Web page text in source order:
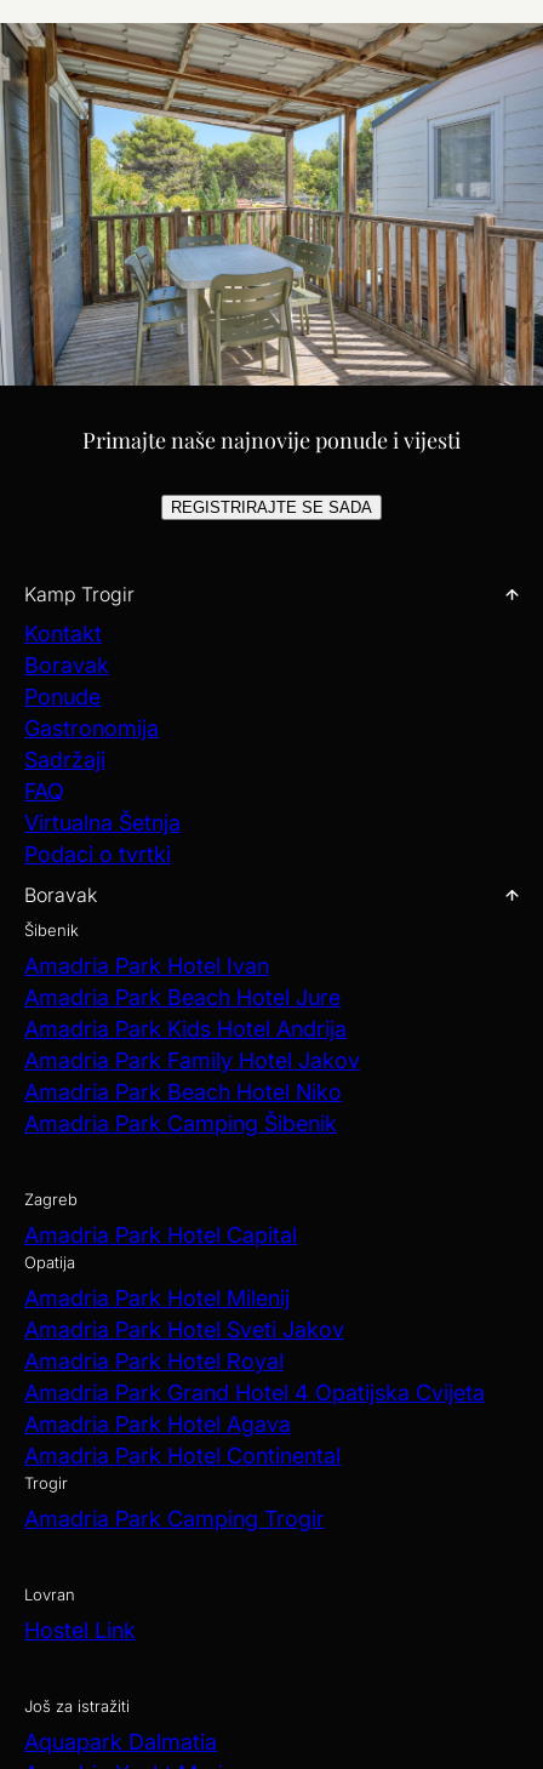
Primajte naše najnovije ponude i vijesti
REGISTRIRAJTE SE SADA
Kamp Trogir
Kontakt
Boravak
Ponude
Gastronomija
Sadržaji
FAQ
Virtualna Šetnja
Podaci o tvrtki
Boravak
Šibenik
Amadria Park Hotel Ivan
Amadria Park Beach Hotel Jure
Amadria Park Kids Hotel Andrija
Amadria Park Family Hotel Jakov
Amadria Park Beach Hotel Niko
Amadria Park Camping Šibenik
Zagreb
Amadria Park Hotel Capital
Opatija
Amadria Park Hotel Milenij
Amadria Park Hotel Sveti Jakov
Amadria Park Hotel Royal
Amadria Park Grand Hotel 4 Opatijska Cvijeta
Amadria Park Hotel Agava
Amadria Park Hotel Continental
Trogir
Amadria Park Camping Trogir
Lovran
Hostel Link
Još za istražiti
Aquapark Dalmatia